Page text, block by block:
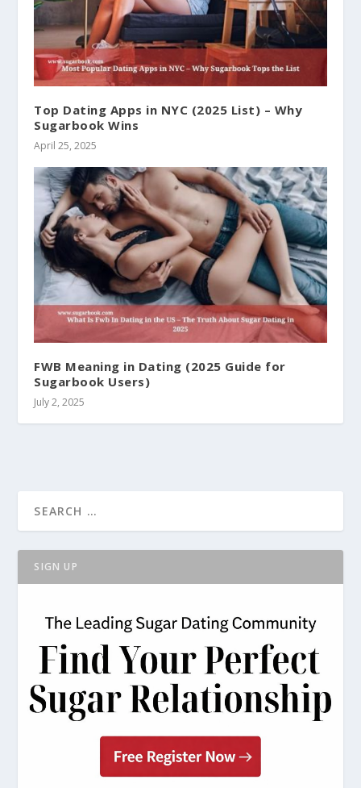
Top Dating Apps in NYC (2025 List) – Why
Sugarbook Wins
April 25, 2025
FWB Meaning in Dating (2025 Guide for
Sugarbook Users)
July 2, 2025
SIGN UP